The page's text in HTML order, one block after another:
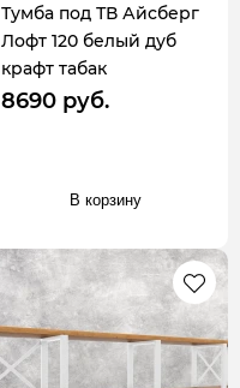
Тумба под ТВ Айсберг
Лофт 120 белый дуб
крафт табак
8690 руб.
В корзину